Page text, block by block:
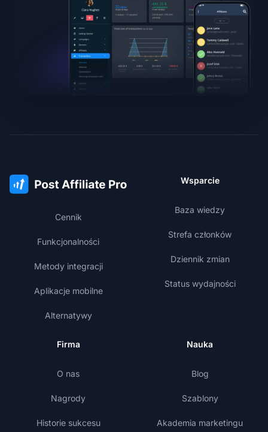
Cennik
Funkcjonalności
Metody integracji
Aplikacje mobilne
Alternatywy
Wsparcie
Baza wiedzy
Strefa członków
Dziennik zmian
Status wydajności
Firma
O nas
Nagrody
Historie sukcesu
Nauka
Blog
Szablony
Akademia marketingu